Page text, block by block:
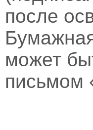
после
может
письмом